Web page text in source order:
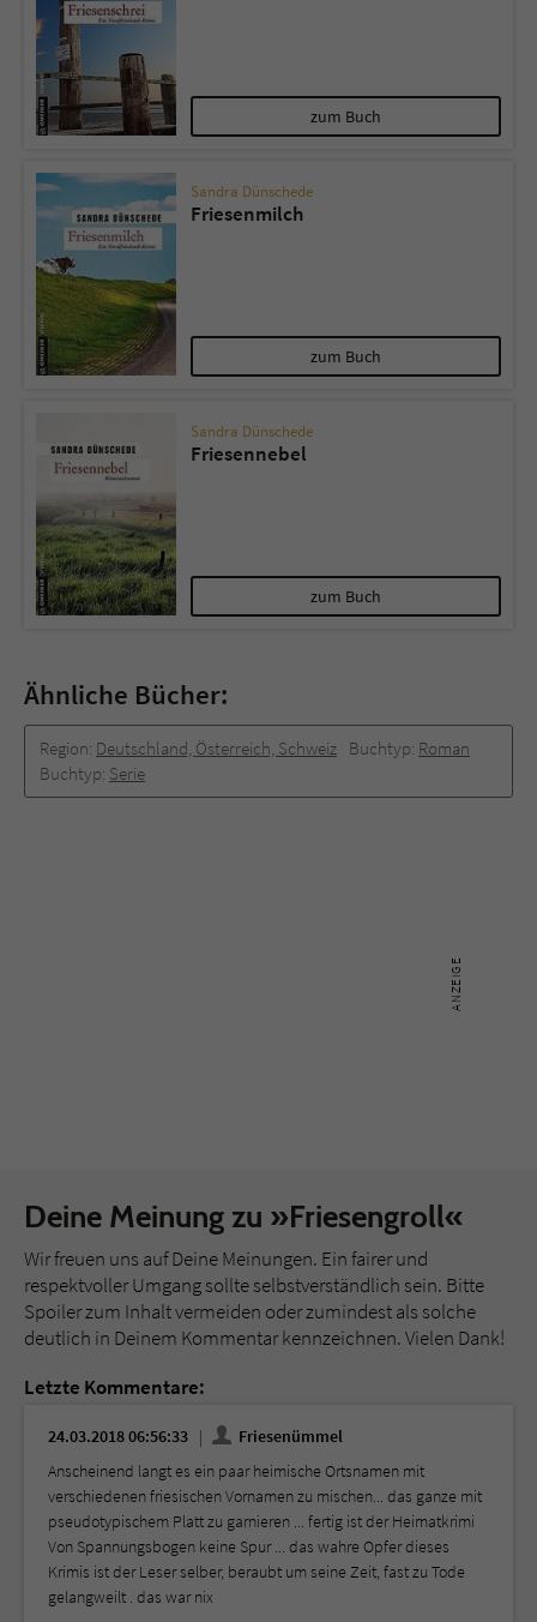
zum Buch
Sandra Dünschede
Friesenmilch
zum Buch
Sandra Dünschede
Friesennebel
zum Buch
Ähnliche Bücher:
Region: Deutschland, Österreich, Schweiz Buchtyp: Roman
Buchtyp: Serie
Deine Meinung zu »Friesengroll«
Wir freuen uns auf Deine Meinungen. Ein fairer und
respektvoller Umgang sollte selbstverständlich sein. Bitte
Spoiler zum Inhalt vermeiden oder zumindest als solche
deutlich in Deinem Kommentar kennzeichnen. Vielen Dank!
Letzte Kommentare:
24.03.2018 06:56:33
Friesenümmel
Anscheinend langt es ein paar heimische Ortsnamen mit
verschiedenen friesischen Vornamen zu mischen... das ganze mit
pseudotypischem Platt zu garnieren ... fertig ist der Heimatkrimi
Von Spannungsbogen keine Spur ... das wahre Opfer dieses
Krimis ist der Leser selber, beraubt um seine Zeit, fast zu Tode
gelangweilt . das war nix